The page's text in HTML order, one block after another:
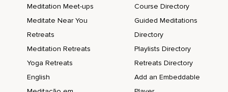
Und die Panik wird reduziert,
Beziehungsweise sie wird nicht nur reduziert,
Ich wünsche dir eine tolle Erfahrung damit.
Es gibt noch andere wirklich wundervolle
Herausforderungen,
Meditation Meet-ups
Meditate Near You
Retreats
Meditation Retreats
Yoga Retreats
English
Course Directory
Guided Meditations
Directory
Playlists Directory
Retreats Directory
Add an Embeddable